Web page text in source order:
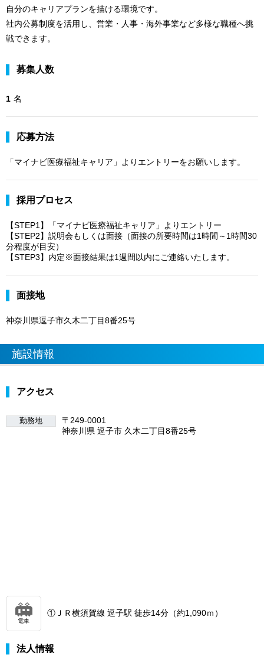
自分のキャリアプランを描ける環境です。
社内公募制度を活用し、営業・人事・海外事業など多様な職種へ挑
戦できます。
募集人数
1 名
応募方法
「マイナビ医療福祉キャリア」よりエントリーをお願いします。
採用プロセス
【STEP1】「マイナビ医療福祉キャリア」よりエントリー
【STEP2】説明会もしくは面接（面接の所要時間は1時間～1時間30
分程度が目安）
【STEP3】内定※面接結果は1週間以内にご連絡いたします。
面接地
神奈川県逗子市久木二丁目8番25号
施設情報
アクセス
勤務地
〒249-0001
神奈川県 逗子市 久木二丁目8番25号
電車
①ＪＲ横須賀線 逗子駅 徒歩14分（約1,090ｍ）
法人情報